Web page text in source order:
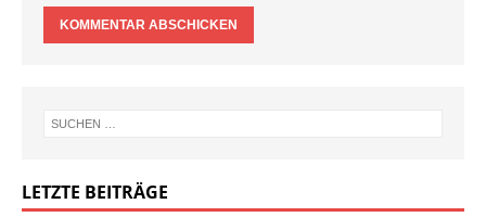
LETZTE BEITRÄGE